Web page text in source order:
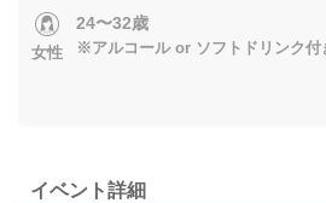
女性
24〜32歳
※アルコール or ソフトドリンク付
イベント詳細